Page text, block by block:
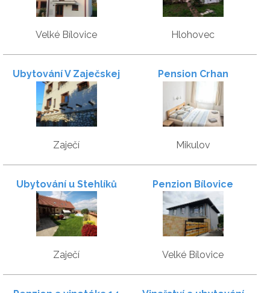
Velké Bílovice Hlohovec
Ubytování V Zaječskej
věži
Zaječí
Pension Crhan
Mikulov
Ubytování u Stehlíků
Zaječí
Penzion Bílovice
Velké Bílovice